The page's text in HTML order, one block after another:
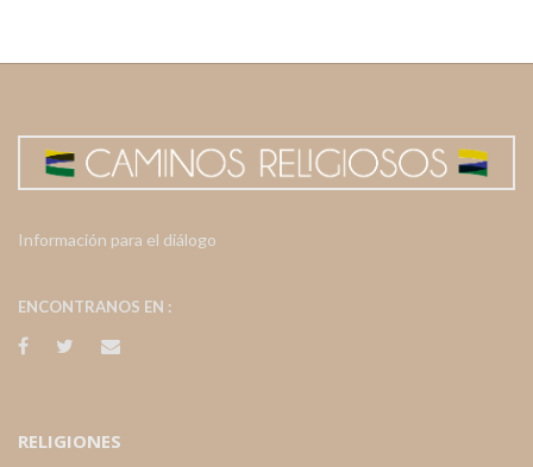
Información para el diálogo
ENCONTRANOS EN :
RELIGIONES